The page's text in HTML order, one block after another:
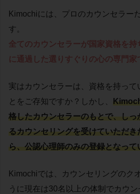
Kimochiには、プロのカウンセラー
す。
全てのカウンセラーが国家資格を
に通過した選りすぐりの心の専門家
実はカウンセラーは、資格を持って
とをご存知ですか？しかし、
格したカウンセラーのもとで、しっ
るカウンセリングを受けていただき
ら、公認心理師のみの登録となって
Kimochiでは、カウンセリングのク
うに現在は30名以上の体制でカウ